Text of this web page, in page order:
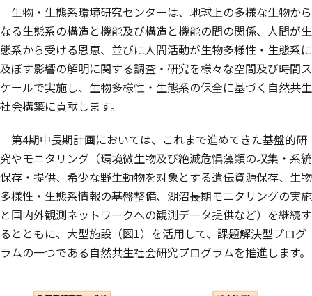
生物・生態系環境研究センターは、地球上の多様な生物から
なる生態系の構造と機能及び構造と機能の間の関係、人間が生
態系から受ける恩恵、並びに人間活動が生物多様性・生態系に
及ぼす影響の解明に関する調査・研究を様々な空間及び時間ス
ケールで実施し、生物多様性・生態系の保全に基づく自然共生
社会構築に貢献します。
第4期中長期計画においては、これまで進めてきた基盤的研
究やモニタリング（環境微生物及び絶滅危惧藻類の収集・系統
保存・提供、希少な野生動物を対象とする遺伝資源保存、生物
多様性・生態系情報の基盤整備、湖沼長期モニタリングの実施
と国内外観測ネットワークへの観測データ提供など）を継続す
るとともに、大型施設（図1）を活用して、課題解決型プログ
ラムの一つである自然共生社会研究プログラムを推進します。